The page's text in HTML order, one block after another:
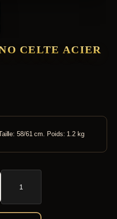
CELTE ACIER
58/61 cm. Poids: 1.2 kg
quantité
Montefortino
Celte